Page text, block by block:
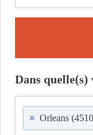
Dans quelle(s)
× Orleans